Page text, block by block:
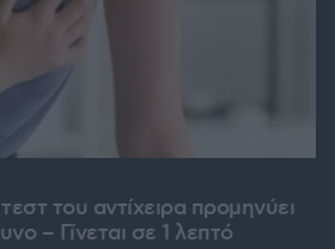
του αντίχειρα προμηνύει
– Γίνεται σε 1 λεπτό